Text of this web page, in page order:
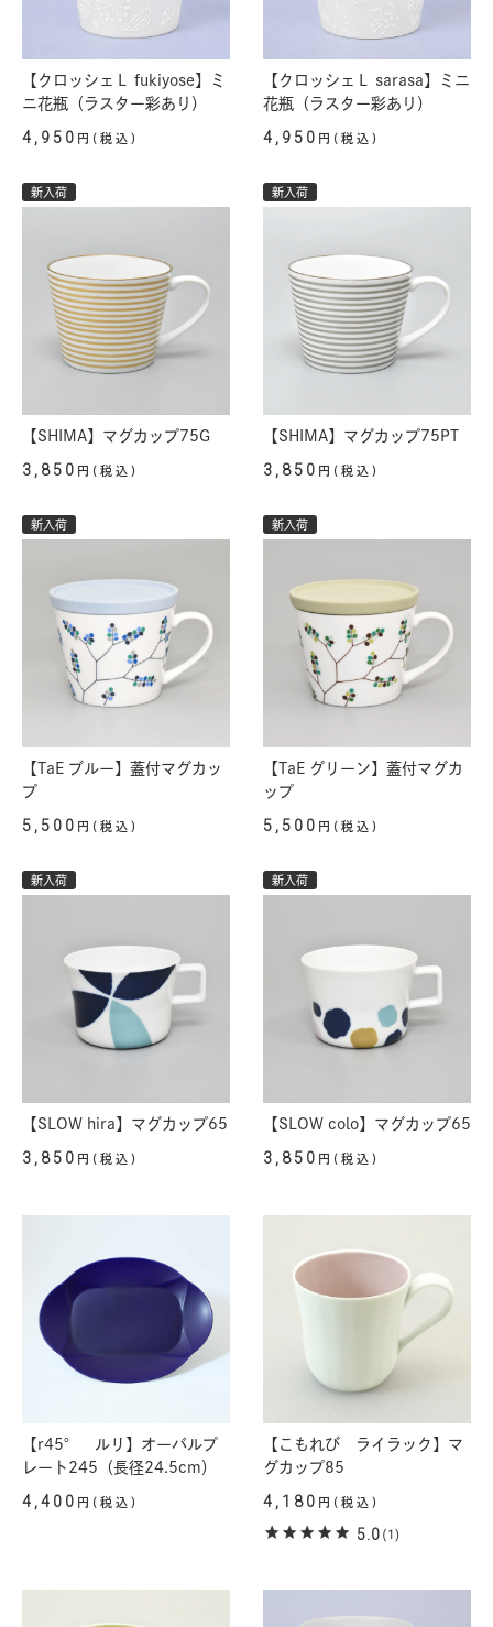
【クロッシェＬ fukiyose】ミ
ニ花瓶（ラスター彩あり）
4,950 円(税込)
【クロッシェＬ sarasa】ミニ
花瓶（ラスター彩あり）
4,950 円(税込)
新入荷
【SHIMA】マグカップ75G
3,850 円(税込)
新入荷
【SHIMA】マグカップ75PT
3,850 円(税込)
新入荷
【TaE ブルー】蓋付マグカッ
プ
5,500 円(税込)
新入荷
【TaE グリーン】蓋付マグカ
ップ
5,500 円(税込)
新入荷
【SLOW hira】マグカップ65
3,850 円(税込)
新入荷
【SLOW colo】マグカップ65
3,850 円(税込)
【r45° ルリ】オーバルプ
レート245（長径24.5cm）
4,400 円(税込)
【こもれび ライラック】マ
グカップ85
4,180 円(税込)
5.0 (1)